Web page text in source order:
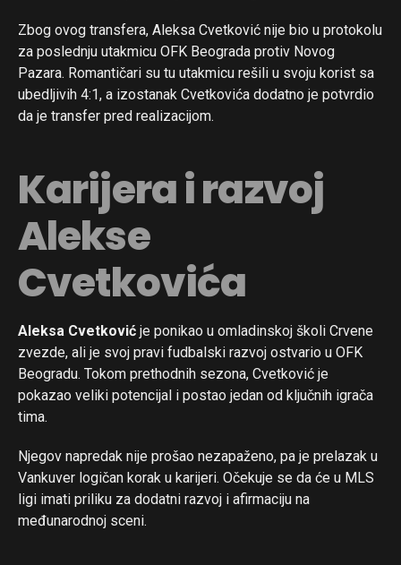
Zbog ovog transfera, Aleksa Cvetković nije bio u protokolu
za poslednju utakmicu OFK Beograda protiv Novog
Pazara. Romantičari su tu utakmicu rešili u svoju korist sa
ubedljivih 4:1, a izostanak Cvetkovića dodatno je potvrdio
da je transfer pred realizacijom.
Karijera i razvoj
Alekse
Cvetkovića
Aleksa Cvetković je ponikao u omladinskoj školi Crvene
zvezde, ali je svoj pravi fudbalski razvoj ostvario u OFK
Beogradu. Tokom prethodnih sezona, Cvetković je
pokazao veliki potencijal i postao jedan od ključnih igrača
tima.
Njegov napredak nije prošao nezapaženo, pa je prelazak u
Vankuver logičan korak u karijeri. Očekuje se da će u MLS
ligi imati priliku za dodatni razvoj i afirmaciju na
međunarodnoj sceni.